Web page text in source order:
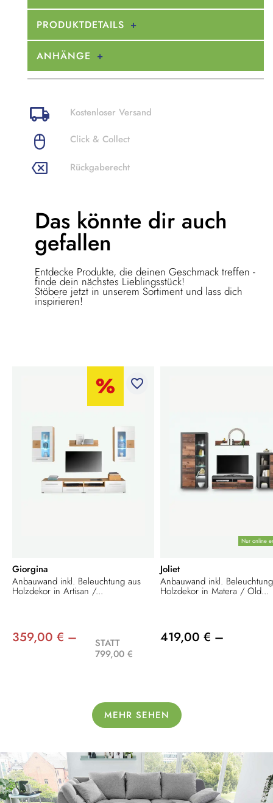
PRODUKTDETAILS
ANHÄNGE
Kostenloser Versand
Click & Collect
Rückgaberecht
Das könnte dir auch
gefallen
Entdecke Produkte, die deinen Geschmack treffen -
finde dein nächstes Lieblingsstück!
Stöbere jetzt in unserem Sortiment und lass dich
inspirieren!
favorite_border
Giorgina
Anbauwand inkl. Beleuchtung aus
Holzdekor in Artisan /...
359,00 € –
STATT
799,00 €
Nur online
Joliet
Anbauwand inkl.
Holzdekor in Matera / Old...
419,00 € –
MEHR SEHEN